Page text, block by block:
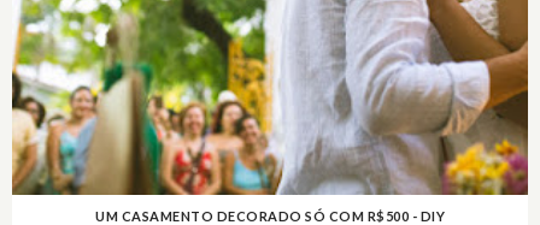
UM CASAMENTO DECORADO SÓ COM R$500 - DIY